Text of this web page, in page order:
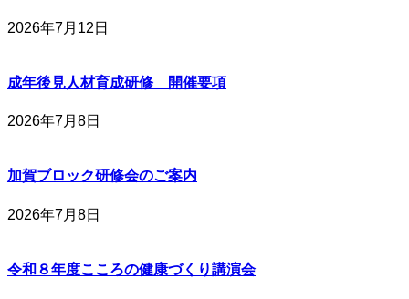
2026年7月12日
成年後見人材育成研修 開催要項
2026年7月8日
加賀ブロック研修会のご案内
2026年7月8日
令和８年度こころの健康づくり講演会